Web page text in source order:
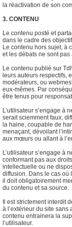
la réactivation de son
3. CONTENU
Le contenu posté et
dans le cadre des
Le contenu hors sujet, à
et les débats ne sont pas
Le contenu publié sur
leurs auteurs respectifs,
modérateurs, ou
eux-mêmes. Par
être tenus pour
L’utilisateur s’engage à
serait sciemment faux,
la haine, coupable de
menaçant, dévoilant
aux mœurs ou allant à
L’utilisateur s’engage à
conformant pas aux
intellectuelle ou ne
diffusion. Dans le cas où
il doit obligatoirement
du contenu et sa source.
Il est strictement interdit
à l’extérieur du site sans
contenu entrainera la
l’utilisateur.